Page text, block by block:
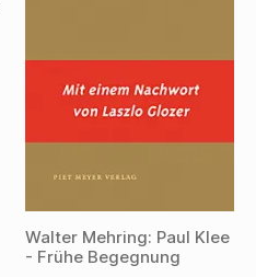
Walter Mehring: Paul Klee
- Frühe Begegnung